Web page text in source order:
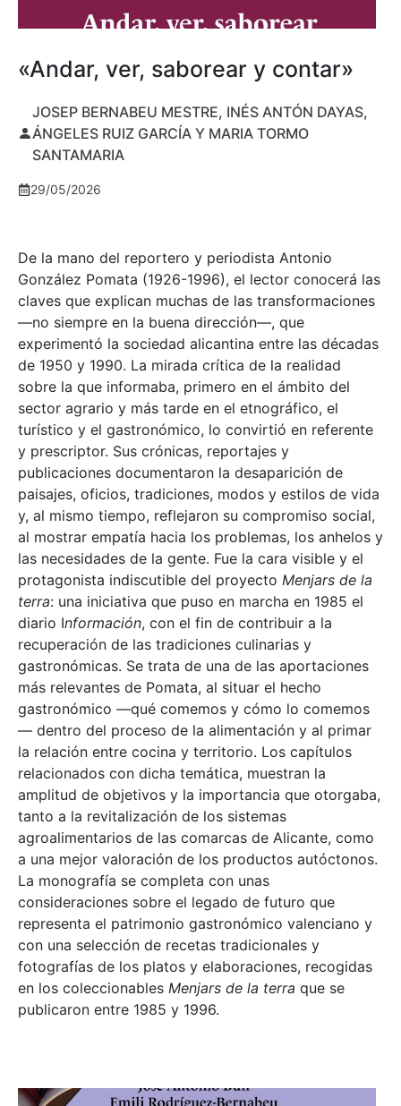
«Andar, ver, saborear y contar»
JOSEP BERNABEU MESTRE, INÉS ANTÓN DAYAS,
ÁNGELES RUIZ GARCÍA Y MARIA TORMO
SANTAMARIA
29/05/2026
De la mano del reportero y periodista Antonio
González Pomata (1926-1996), el lector conocerá las
claves que explican muchas de las transformaciones
—no siempre en la buena dirección—, que
experimentó la sociedad alicantina entre las décadas
de 1950 y 1990. La mirada crítica de la realidad
sobre la que informaba, primero en el ámbito del
sector agrario y más tarde en el etnográfico, el
turístico y el gastronómico, lo convirtió en referente
y prescriptor. Sus crónicas, reportajes y
publicaciones documentaron la desaparición de
paisajes, oficios, tradiciones, modos y estilos de vida
y, al mismo tiempo, reflejaron su compromiso social,
al mostrar empatía hacia los problemas, los anhelos y
las necesidades de la gente. Fue la cara visible y el
protagonista indiscutible del proyecto Menjars de la
terra: una iniciativa que puso en marcha en 1985 el
diario Información, con el fin de contribuir a la
recuperación de las tradiciones culinarias y
gastronómicas. Se trata de una de las aportaciones
más relevantes de Pomata, al situar el hecho
gastronómico —qué comemos y cómo lo comemos
— dentro del proceso de la alimentación y al primar
la relación entre cocina y territorio. Los capítulos
relacionados con dicha temática, muestran la
amplitud de objetivos y la importancia que otorgaba,
tanto a la revitalización de los sistemas
agroalimentarios de las comarcas de Alicante, como
a una mejor valoración de los productos autóctonos.
La monografía se completa con unas
consideraciones sobre el legado de futuro que
representa el patrimonio gastronómico valenciano y
con una selección de recetas tradicionales y
fotografías de los platos y elaboraciones, recogidas
en los coleccionables Menjars de la terra que se
publicaron entre 1985 y 1996.